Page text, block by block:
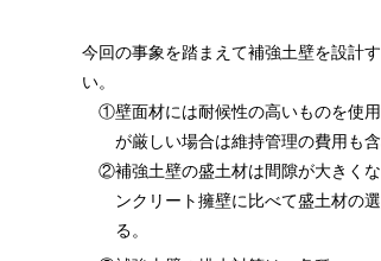
今回の事象を踏まえて補強土壁を設計
い。
①壁面材には耐候性の高いものを使
が厳しい場合は維持管理の費用も
②補強土壁の盛土材は間隙が大きく
ンクリート擁壁に比べて盛土材の
る。